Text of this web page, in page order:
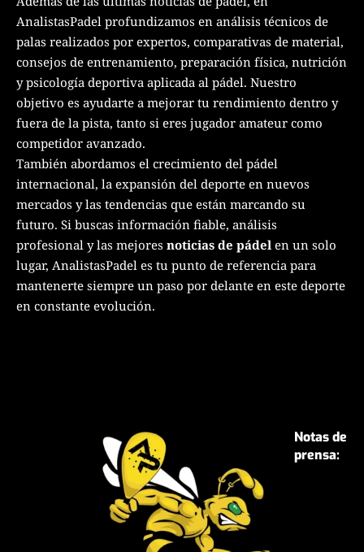
AnalistasPadel profundizamos en análisis técnicos de
palas realizados por expertos, comparativas de material,
consejos de entrenamiento, preparación física, nutrición
y psicología deportiva aplicada al pádel. Nuestro
objetivo es ayudarte a mejorar tu rendimiento dentro y
fuera de la pista, tanto si eres jugador amateur como
competidor avanzado.
También abordamos el crecimiento del pádel
internacional, la expansión del deporte en nuevos
mercados y las tendencias que están marcando su
futuro. Si buscas información fiable, análisis
profesional y las mejores noticias de pádel en un solo
lugar, AnalistasPadel es tu punto de referencia para
mantenerte siempre un paso por delante en este deporte
en constante evolución.
Notas de
prensa: